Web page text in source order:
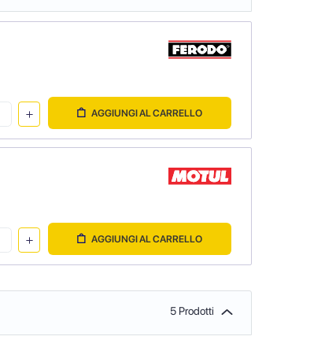
AGGIUNGI AL CARRELLO
AGGIUNGI AL CARRELLO
5 Prodotti